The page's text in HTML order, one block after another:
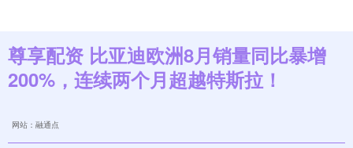
尊享配资 比亚迪欧洲8月销量同比暴增
200%，连续两个月超越特斯拉！
网站：融通点